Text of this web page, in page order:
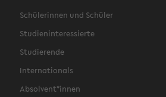
Schülerinnen und Schüler
Studieninteressierte
Studierende
Internationals
Absolvent*innen